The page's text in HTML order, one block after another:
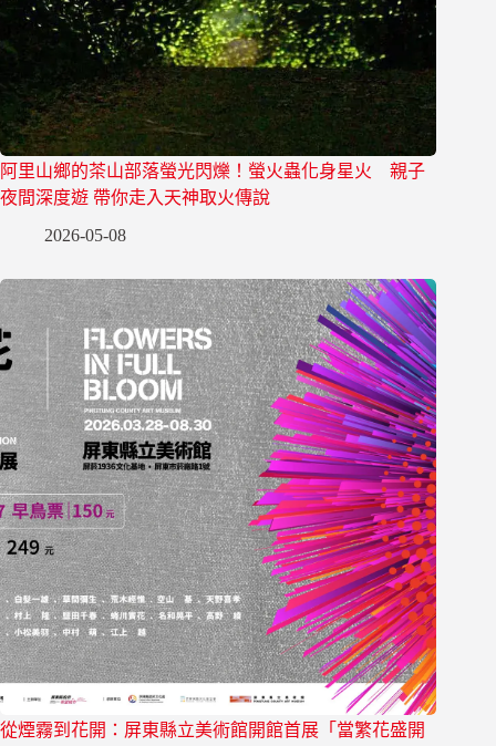
阿里山鄉的茶山部落螢光閃爍！螢火蟲化身星火 親子
夜間深度遊 帶你走入天神取火傳說
2026-05-08
從煙霧到花開：屏東縣立美術館開館首展「當繁花盛開